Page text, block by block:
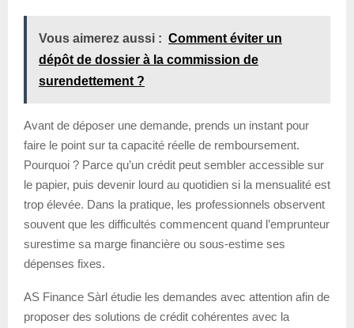
Vous aimerez aussi : Comment éviter un
dépôt de dossier à la commission de
surendettement ?
Avant de déposer une demande, prends un instant pour
faire le point sur ta capacité réelle de remboursement.
Pourquoi ? Parce qu’un crédit peut sembler accessible sur
le papier, puis devenir lourd au quotidien si la mensualité est
trop élevée. Dans la pratique, les professionnels observent
souvent que les difficultés commencent quand l’emprunteur
surestime sa marge financière ou sous-estime ses
dépenses fixes.
AS Finance Sàrl étudie les demandes avec attention afin de
proposer des solutions de crédit cohérentes avec la